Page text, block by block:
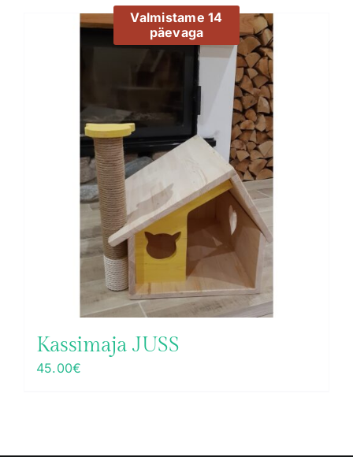
Valmistame 14
päevaga
Kassimaja JUSS
45.00€